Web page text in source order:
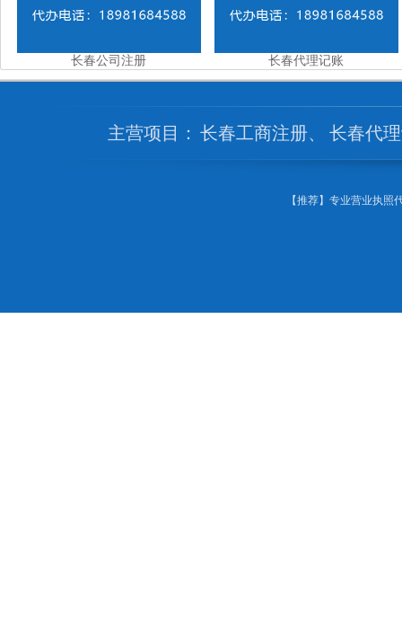
长春公司注册 长春代理记账
主营项目： 长春工商注册、 长春代
【推荐】专业营业执照